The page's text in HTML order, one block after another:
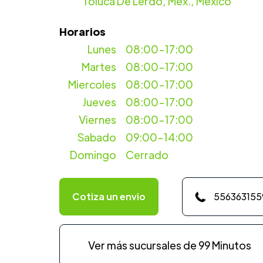
Horarios
08:00-17:00
Martes
Miercoles
Lunes
08:00-17:00
08:00-17:00
Jueves
08:00-17:00
Viernes
08:00-17:00
Sabado
09:00-14:00
Domingo
Cerrado
Cotiza un envio
Ver más sucursales de 99 Minutos